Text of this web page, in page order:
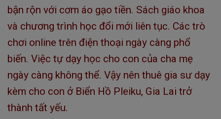
bận rộn với cơm áo gạo tiền. Sách giáo khoa
và chương trình học đổi mới liên tục. Các trò
chơi online trên điện thoại ngày càng phổ
biến. Việc tự dạy học cho con của cha mẹ
ngày càng không thể. Vậy nên thuê gia sư dạy
kèm cho con ở Biển Hồ Pleiku, Gia Lai trở
thành tất yếu.